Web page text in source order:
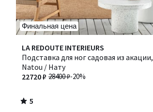
Финальная цена
LA REDOUTE INTERIEURS
Подставка для ног садовая из акации,
Natou / Нату
28400 ₽-20%
22720 ₽
5
/
5
5
/